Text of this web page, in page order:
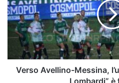
l’ultima
volta
al
“Partenio-
Lombardi”
è
finitaVerso Avellino-Messina,
Lombardi”